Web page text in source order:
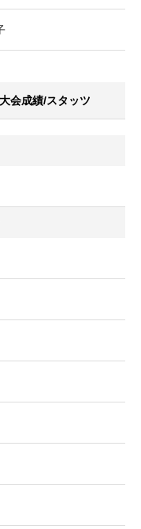
大会成績/スタッツ